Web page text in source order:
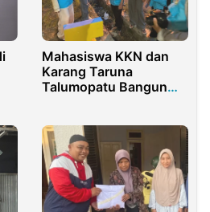
Mahasiswa KKN dan
Karang Taruna
Talumopatu Bangun